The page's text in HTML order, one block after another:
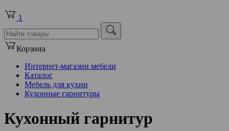
1
Корзина
Интернет-магазин мебели
Каталог
Мебель для кухни
Кухонные гарнитуры
Кухонный гарнитур